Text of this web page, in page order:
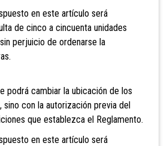
en este artículo será
de cinco a cincuenta unidades
perjuicio de ordenarse la
podrá cambiar la ubicación de los
sino con la autorización previa del
que establezca el Reglamento.
en este artículo será